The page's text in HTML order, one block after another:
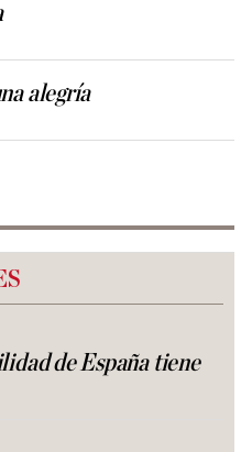
alegría
de España tiene